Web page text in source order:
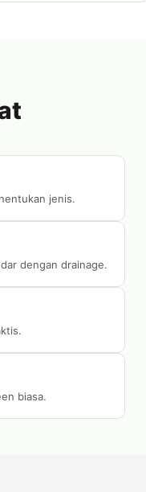
jenis.
dengan drainage.
biasa.